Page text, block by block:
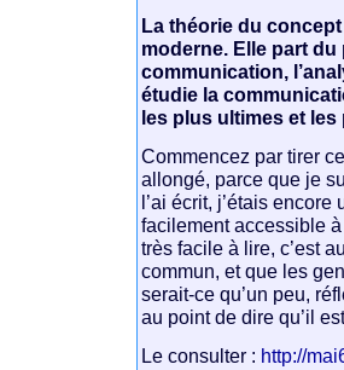
La théorie du
moderne. Elle part du
communication,
étudie la
les plus ultimes et
Commencez par tirer
allongé, parce que je
l’ai écrit, j’étais
facilement accessible
très facile à lire, c’est
commun, et que les
serait-ce qu’un peu,
au point de dire qu’il
Le consulter : http://